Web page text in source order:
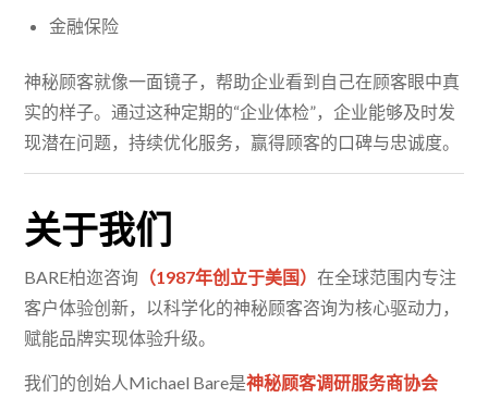
金融保险
神秘顾客就像一面镜子，帮助企业看到自己在顾客眼中真
实的样子。通过这种定期的“企业体检”，企业能够及时发
现潜在问题，持续优化服务，赢得顾客的口碑与忠诚度。
关于我们
BARE柏迩咨询 （1987年创立于美国）在全球范围内专注
客户体验创新，以科学化的神秘顾客咨询为核心驱动力，
赋能品牌实现体验升级。
我们的创始人Michael Bare是神秘顾客调研服务商协会